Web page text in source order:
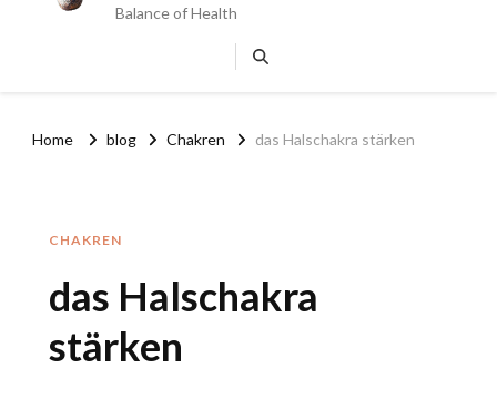
Balance of Health
Home blog Chakren das Halschakra stärken
CHAKREN
das Halschakra
stärken